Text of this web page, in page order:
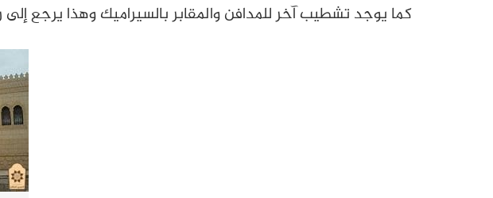
كما يوجد تشطيب آخر للمدافن والمقابر بالسيراميك وهذا يرجع